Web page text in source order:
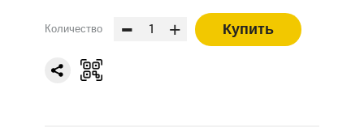
Количество - + Купить